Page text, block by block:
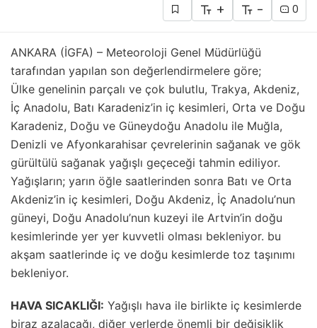
+ - 0
ANKARA (İGFA) – Meteoroloji Genel Müdürlüğü
tarafından yapılan son değerlendirmelere göre;
Ülke genelinin parçalı ve çok bulutlu, Trakya, Akdeniz,
İç Anadolu, Batı Karadeniz’in iç kesimleri, Orta ve Doğu
Karadeniz, Doğu ve Güneydoğu Anadolu ile Muğla,
Denizli ve Afyonkarahisar çevrelerinin sağanak ve gök
gürültülü sağanak yağışlı geçeceği tahmin ediliyor.
Yağışların; yarın öğle saatlerinden sonra Batı ve Orta
Akdeniz’in iç kesimleri, Doğu Akdeniz, İç Anadolu’nun
güneyi, Doğu Anadolu’nun kuzeyi ile Artvin’in doğu
kesimlerinde yer yer kuvvetli olması bekleniyor. bu
akşam saatlerinde iç ve doğu kesimlerde toz taşınımı
bekleniyor.
HAVA SICAKLIĞI: Yağışlı hava ile birlikte iç kesimlerde
biraz azalacağı, diğer yerlerde önemli bir değişiklik